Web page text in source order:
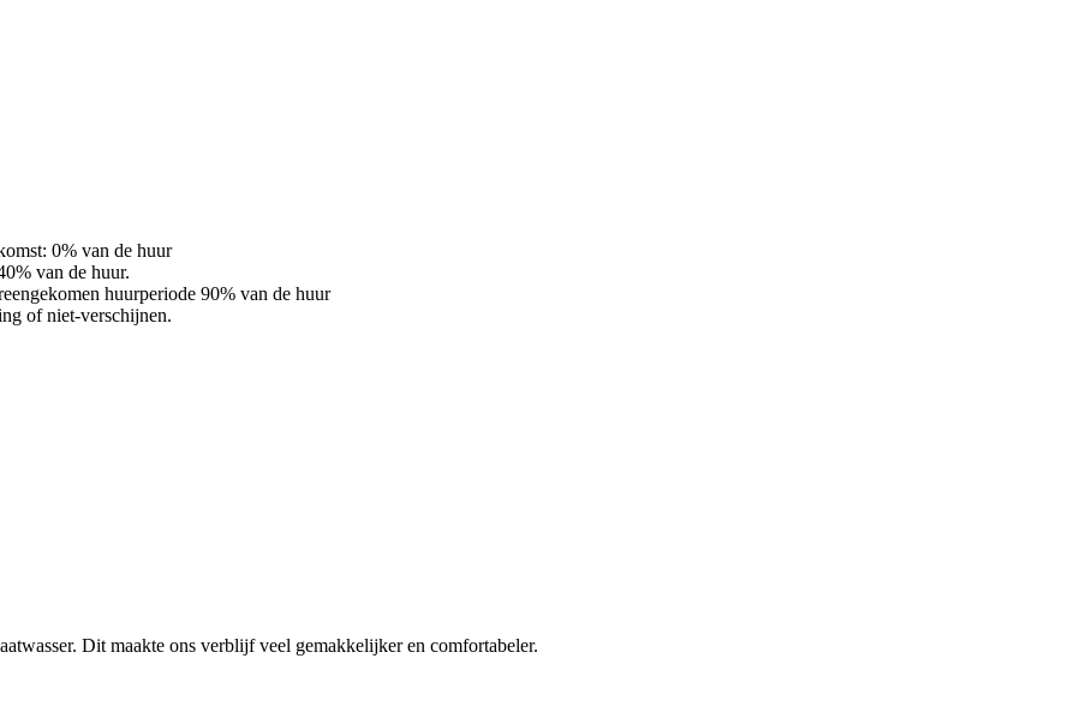
0% van de huur
van de huur.
huurperiode 90% van de huur
of niet-verschijnen.
Dit maakte ons verblijf veel gemakkelijker en comfortabeler.